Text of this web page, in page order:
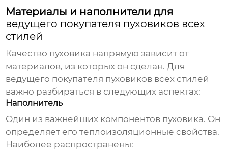
Материалы и наполнители для
ведущего покупателя пуховиков всех
стилей
Качество пуховика напрямую зависит от
материалов, из которых он сделан. Для
ведущего покупателя пуховиков всех стилей
важно разбираться в следующих аспектах:
Наполнитель
Один из важнейших компонентов пуховика. Он
определяет его теплоизоляционные свойства.
Наиболее распространены: